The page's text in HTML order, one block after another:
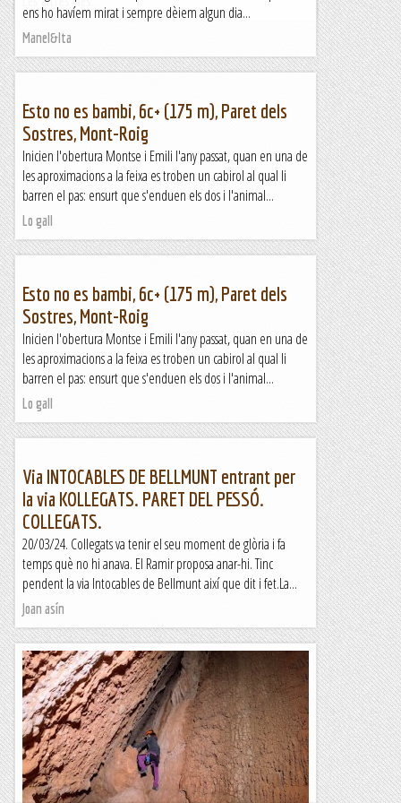
ens ho havíem mirat i sempre dèiem algun dia...
Manel&Ita
Esto no es bambi, 6c+ (175 m), Paret dels
Sostres, Mont-Roig
Inicien l'obertura Montse i Emili l'any passat, quan en una de
les aproximacions a la feixa es troben un cabirol al qual li
barren el pas: ensurt que s'enduen els dos i l'animal...
Lo gall
Esto no es bambi, 6c+ (175 m), Paret dels
Sostres, Mont-Roig
Inicien l'obertura Montse i Emili l'any passat, quan en una de
les aproximacions a la feixa es troben un cabirol al qual li
barren el pas: ensurt que s'enduen els dos i l'animal...
Lo gall
Via INTOCABLES DE BELLMUNT entrant per
la via KOLLEGATS. PARET DEL PESSÓ.
COLLEGATS.
20/03/24. Collegats va tenir el seu moment de glòria i fa
temps què no hi anava. El Ramir proposa anar-hi. Tinc
pendent la via Intocables de Bellmunt així que dit i fet.La...
Joan asín